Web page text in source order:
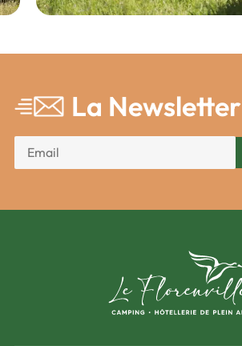
La Newsletter